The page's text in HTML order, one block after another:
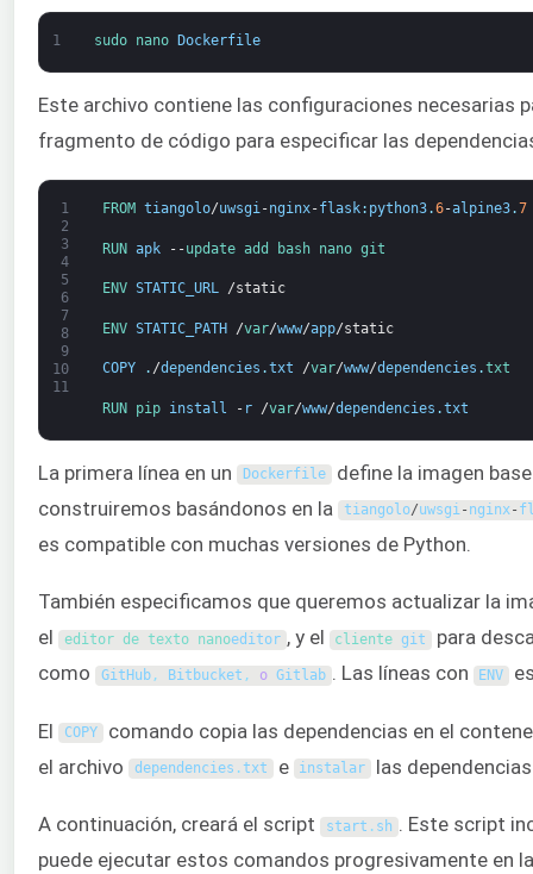
1 sudo nano Dockerfile
Este archivo contiene las configuraciones necesarias
fragmento de código para especificar las
1
2
3
4
5
6
7
8
9
10
11
FROM tiangolo/uwsgi-nginx-flask: python3.6-alpine3.7
RUN apk --update add bash nano git
ENV STATIC_URL /static
ENV STATIC_PATH /var/www/app/static
COPY . /dependencies .txt /var/www/dependencies .txt
RUN pip install - r /var/www/dependencies .txt
La primera línea en un Dockerfile define la imagen
construiremos basándonos en la
tiangolo/uwsgi- nginx-
es compatible con muchas versiones de Python.
También especificamos que queremos actualizar la
el
editor de texto nanoeditor , y el cliente git
para
como
GitHub, Bitbucket , o Gitlab . Las líneas con ENV
El COPY comando copia las dependencias en el
el archivo
dependencies .txt e instalar las
A continuación, creará el script start . sh . Este script
puede ejecutar estos comandos progresivamente en